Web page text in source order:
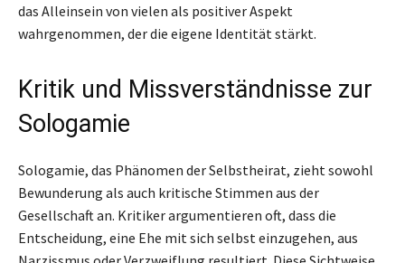
das Alleinsein von vielen als positiver Aspekt
wahrgenommen, der die eigene Identität stärkt.
Kritik und Missverständnisse zur
Sologamie
Sologamie, das Phänomen der Selbstheirat, zieht sowohl
Bewunderung als auch kritische Stimmen aus der
Gesellschaft an. Kritiker argumentieren oft, dass die
Entscheidung, eine Ehe mit sich selbst einzugehen, aus